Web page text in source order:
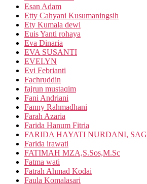
Esan Adam
Etty Cahyani Kusumaningsih
Ety Kumala dewi
Euis Yanti rohaya
Eva Dinaria
EVA SUSANTI
EVELYN
Evi Febrianti
Fachruddin
fajrun mustaqim
Fani Andriani
Fanny Rahmadhani
Farah Azaria
Farida Hanum Fitria
FARIDA HAYATI NURDANI, SAG
Farida irawati
FATIMAH MZA,S.Sos,M.Sc
Fatma wati
Fatrah Ahmad Kodai
Faula Komalasari